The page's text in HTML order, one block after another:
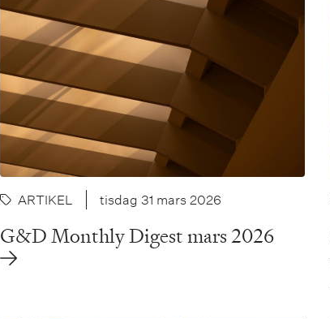
ARTIKEL tisdag 31 mars 2026
G&D Monthly Digest mars 2026